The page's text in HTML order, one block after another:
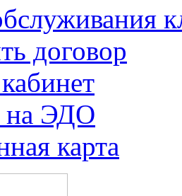
договор
на ЭДО
карта